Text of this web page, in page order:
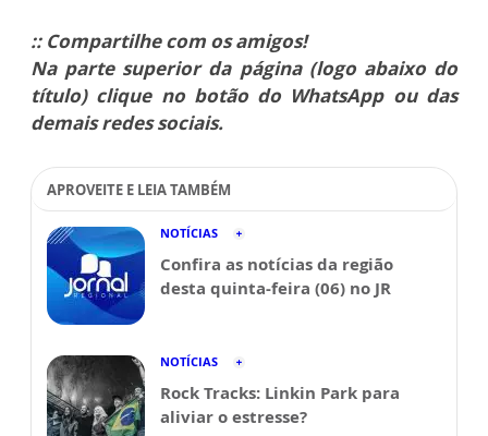
:: Compartilhe com os amigos!
Na parte superior da página (logo abaixo do
título) clique no botão do WhatsApp ou das
demais redes sociais.
APROVEITE E LEIA TAMBÉM
NOTÍCIAS
Confira as notícias da região
desta quinta-feira (06) no JR
NOTÍCIAS
Rock Tracks: Linkin Park para
aliviar o estresse?